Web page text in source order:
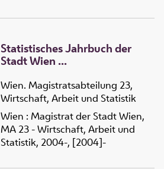
Statistisches Jahrbuch der
Stadt Wien ...
Wien. Magistratsabteilung 23,
Wirtschaft, Arbeit und Statistik
Wien : Magistrat der Stadt Wien,
MA 23 - Wirtschaft, Arbeit und
Statistik, 2004-, [2004]-